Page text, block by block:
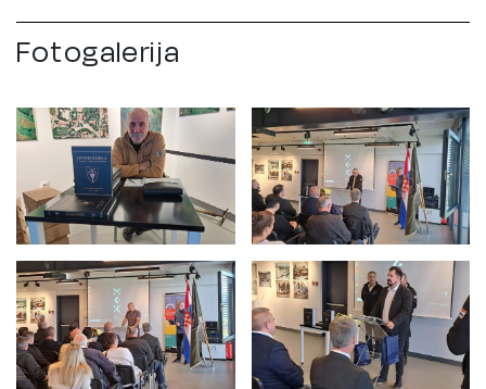
Fotogalerija